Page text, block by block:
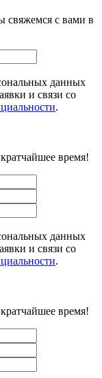
свяжемся с вами в
данных
и связи со
.
время!
данных
и связи со
.
время!